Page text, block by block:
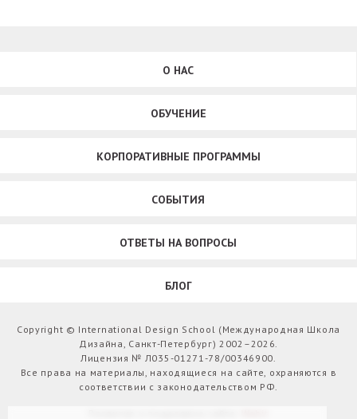
О НАС
ОБУЧЕНИЕ
КОРПОРАТИВНЫЕ ПРОГРАММЫ
СОБЫТИЯ
ОТВЕТЫ НА ВОПРОСЫ
БЛОГ
Copyright © International Design School (Международная Школа
Дизайна, Санкт-Петербург) 2002–2026.
Лицензия № Л035-01271-78/00346900.
Все права на материалы, находящиеся на сайте, охраняются в
соответствии с законодательством РФ.